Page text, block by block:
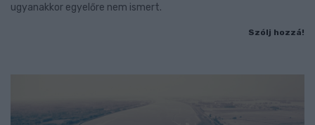
ugyanakkor egyelőre nem ismert.
Szólj hozzá!